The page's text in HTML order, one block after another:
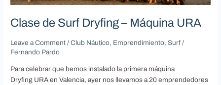
Clase de Surf Dryfing – Máquina URA
Leave a Comment /Club Náutico, Emprendimiento,Surf /
Fernando Pardo
Para celebrar que hemos instalado la primera máquina
Dryfing URA en Valencia, ayer nos llevamos a 20 emprendedores
Máquina
URA